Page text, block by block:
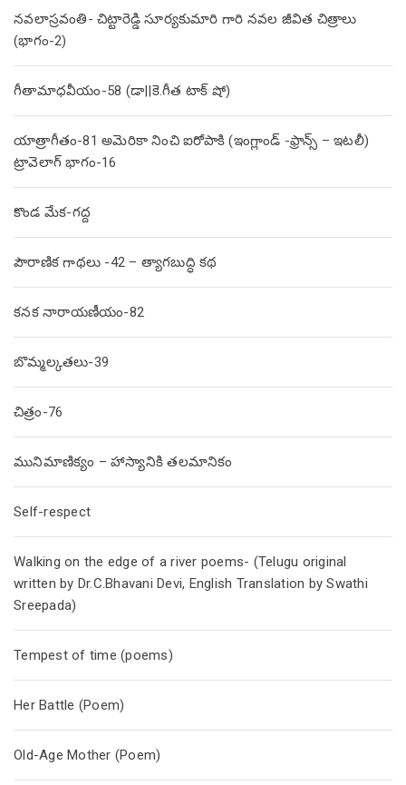
నవలాస్రవంతి- చిట్టారెడ్డి సూర్యకుమారి గారి నవల జీవిత చిత్రాలు
(భాగం-2)
గీతామాధవీయం-58 (డా||కె.గీత టాక్ షో)
యాత్రాగీతం-81 అమెరికా నించి ఐరోపాకి (ఇంగ్లాండ్ -ఫ్రాన్స్ – ఇటలీ)
ట్రావెలాగ్ భాగం-16
కొండ మేక-గద్ద
పౌరాణిక గాథలు -42 – త్యాగబుద్ధి కథ
కనక నారాయణీయం-82
బొమ్మల్కతలు-39
చిత్రం-76
మునిమాణిక్యం – హాస్యానికి తలమానికం
Self-respect
Walking on the edge of a river poems- (Telugu original
written by Dr.C.Bhavani Devi, English Translation by Swathi
Sreepada)
Tempest of time (poems)
Her Battle (Poem)
Old-Age Mother (Poem)